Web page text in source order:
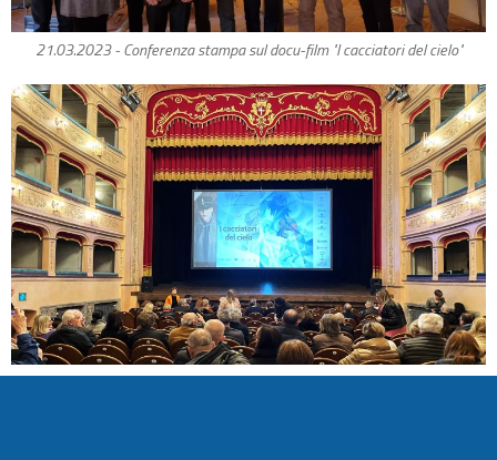
21.03.2023 - Conferenza stampa sul docu-film "I cacciatori del cielo"